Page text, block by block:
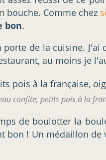
bouche. Comme chez
bon.
de la cuisine.
au moins je
confite, petits pois à la
de boulotter la
bon ! Un médaillon